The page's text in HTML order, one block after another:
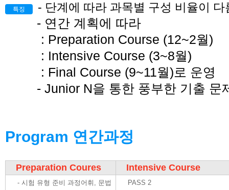
특징 - 단계에 따라 과목별 구성 비율이 다
- 연간 계획에 따라
: Preparation Course (12~2월)
: Intensive Course (3~8월)
: Final Course (9~11월)로 운영
- Junior N을 통한 풍부한 기출 문
Program 연간과정
Preparation Coures Intensive Course
- 시험 유형 준비 과정어휘, 문법
PASS 2